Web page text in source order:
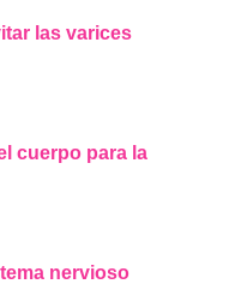
las varices
cuerpo para la
nervioso